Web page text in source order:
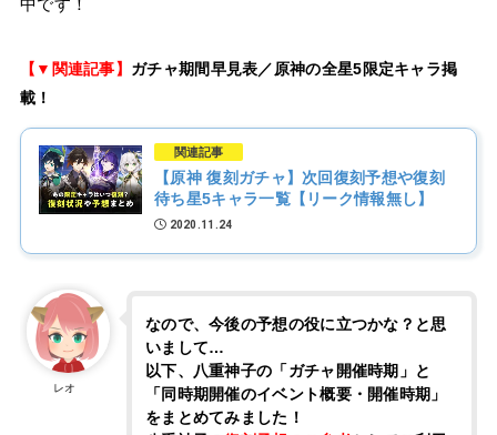
中です！
【▼関連記事】 ガチャ期間早見表／原神の全星5限定キャラ掲
載！
関連記事
【原神 復刻ガチャ】次回復刻予想や復刻
待ち星5キャラ一覧【リーク情報無し】
2020.11.24
レオ
なので、今後の予想の役に立つかな？と思
いまして…
以下、八重神子の「ガチャ開催時期」と
「同時期開催のイベント概要・開催時期」
をまとめてみました！